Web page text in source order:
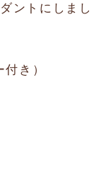
ントにしまし
き）